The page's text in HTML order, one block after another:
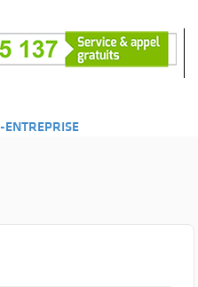
ENTREPRISE